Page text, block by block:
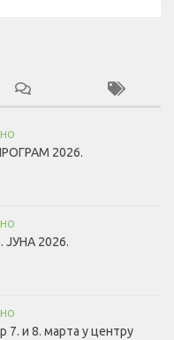
2026.
2026.
7. и 8. марта у центру